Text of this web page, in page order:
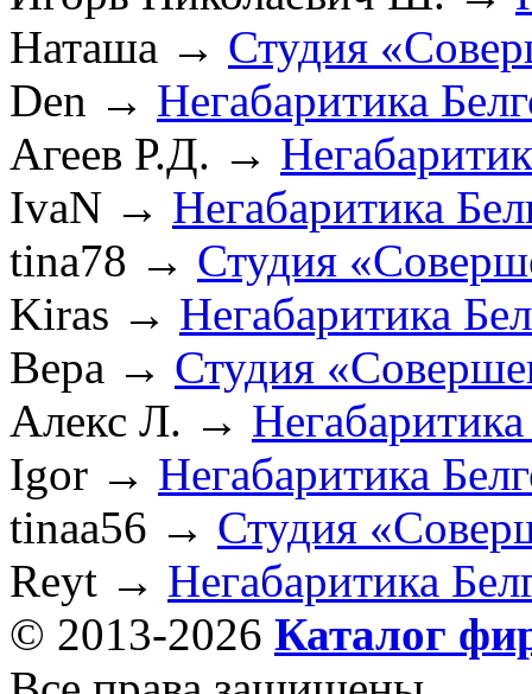
Наташа → Студия
Den → Негабаритика
Агеев Р.Д. →
IvaN → Негабаритика
tina78 → Студия
Kiras → Негабаритика
Вера → Студия
Алекс Л. →
Igor → Негабаритика
tinaa56 → Студия
Reyt → Негабаритика
© 2013-2026 Каталог